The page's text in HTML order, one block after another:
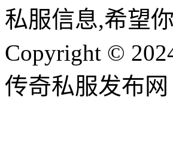
私服信息,希望
Copyright ©
传奇私服发布